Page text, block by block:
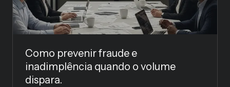
Como prevenir fraude e
inadimplência quando o volume
dispara.